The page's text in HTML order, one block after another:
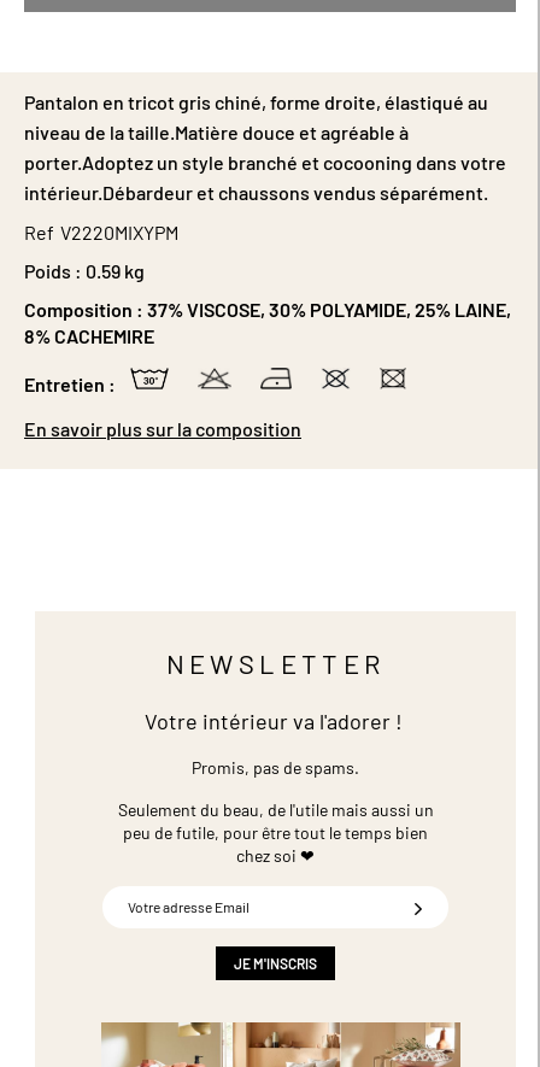
Pantalon en tricot gris chiné, forme droite, élastiqué au
niveau de la taille.Matière douce et agréable à
porter.Adoptez un style branché et cocooning dans votre
intérieur.Débardeur et chaussons vendus séparément.
Ref V2220MIXYPM
Poids : 0.59 kg
Composition : 37% VISCOSE, 30% POLYAMIDE, 25% LAINE,
8% CACHEMIRE
Entretien :
En savoir plus sur la composition
NEWSLETTER
Votre intérieur va l'adorer !
Promis, pas de spams.
Seulement du beau, de l'utile mais aussi un
peu de futile, pour être tout le temps bien
chez soi ❤
JE M'INSCRIS